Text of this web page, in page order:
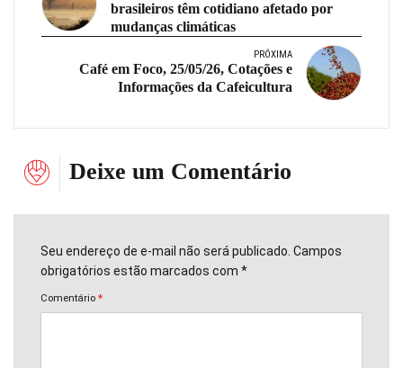
brasileiros têm cotidiano afetado por
mudanças climáticas
PRÓXIMA
Café em Foco, 25/05/26, Cotações e
Informações da Cafeicultura
Deixe um Comentário
Seu endereço de e-mail não será publicado. Campos
obrigatórios estão marcados com *
Comentário *